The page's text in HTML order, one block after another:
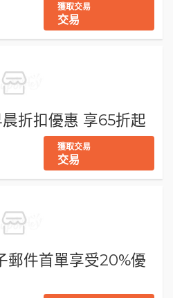
獲取交易
交易
折扣優惠 享65折起
獲取交易
交易
件首單享受20%優